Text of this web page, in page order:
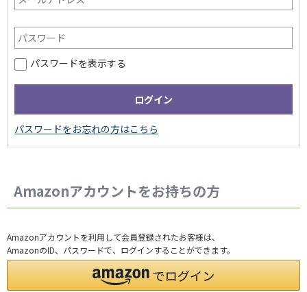
パスワードを表示する
Amazonアカウントをお持ちの方
Amazonアカウントを利用して会員登録されたお客様は、
AmazonのID、パスワードで、ログインすることができます。